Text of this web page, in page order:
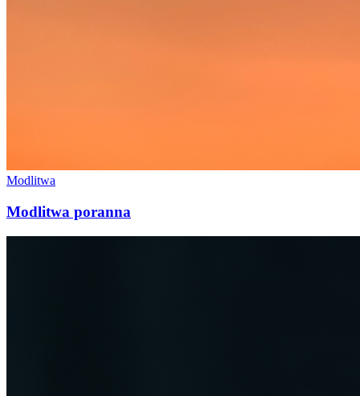
Modlitwa
Modlitwa poranna